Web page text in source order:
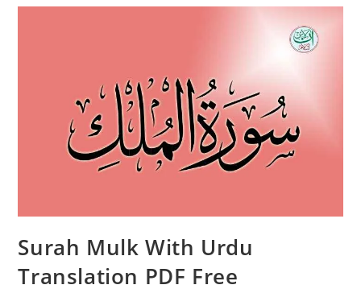
Surah Mulk With Urdu
Translation PDF Free